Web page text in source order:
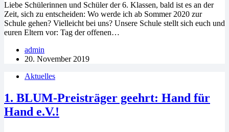
Liebe Schülerinnen und Schüler der 6. Klassen, bald ist es an der
Zeit, sich zu entscheiden: Wo werde ich ab Sommer 2020 zur
Schule gehen? Vielleicht bei uns? Unsere Schule stellt sich euch und
euren Eltern vor: Tag der offenen…
admin
20. November 2019
Aktuelles
1. BLUM-Preisträger geehrt: Hand für
Hand e.V.!